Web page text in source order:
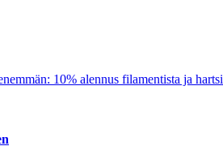
10% alennus filamentista ja